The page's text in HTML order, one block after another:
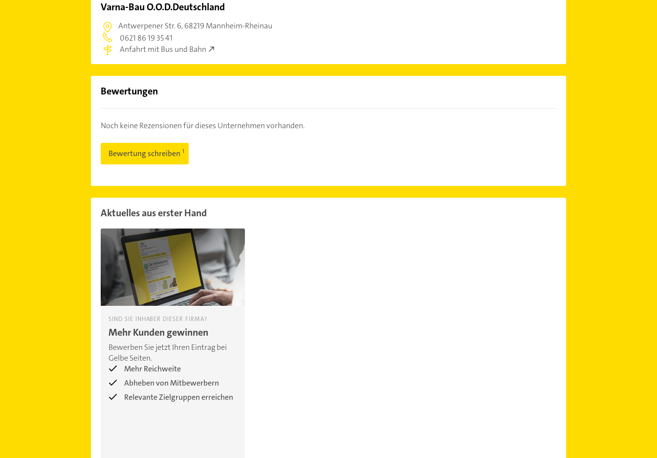
Varna-Bau O.O.D.Deutschland
Antwerpener Str. 6,68219 Mannheim-Rheinau
0621 86 19 35 41
Anfahrt mit Bus und Bahn
Bewertungen
Noch keine Rezensionen für dieses Unternehmen vorhanden.
Bewertung schreiben
Aktuelles aus erster Hand
SIND SIE INHABER DIESER FIRMA?
Mehr Kunden gewinnen
Bewerben Sie jetzt Ihren Eintrag bei
Gelbe Seiten.
Mehr Reichweite
Abheben von Mitbewerbern
Relevante Zielgruppen erreichen